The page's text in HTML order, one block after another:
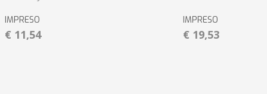
IMPRESO
€ 11,54
IMPRESO
€ 19,53